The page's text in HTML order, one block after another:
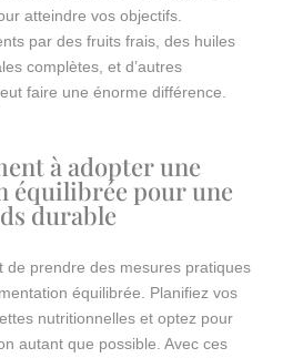
atteindre vos objectifs.
par des fruits frais, des huiles
complètes, et d’autres
faire une énorme différence.
à adopter une
équilibrée pour une
durable
de prendre des mesures pratiques
équilibrée. Planifiez vos
nutritionnelles et optez pour
autant que possible. Avec ces